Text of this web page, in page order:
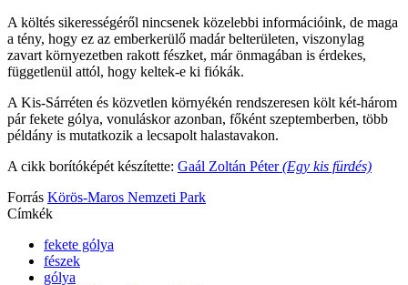
A költés sikerességéről nincsenek közelebbi információink, de maga
a tény, hogy ez az emberkerülő madár belterületen, viszonylag
zavart környezetben rakott fészket, már önmagában is érdekes,
függetlenül attól, hogy keltek-e ki fiókák.
A Kis-Sárréten és közvetlen környékén rendszeresen költ két-három
pár fekete gólya, vonuláskor azonban, főként szeptemberben, több
példány is mutatkozik a lecsapolt halastavakon.
A cikk borítóképét készítette: Gaál Zoltán Péter(Egy kis fürdés)
Forrás Körös-Maros Nemzeti Park
Címkék
fekete gólya
fészek
gólya